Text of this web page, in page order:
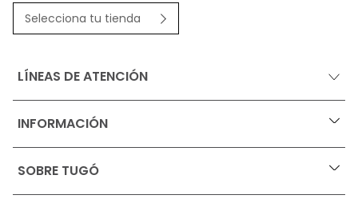
Selecciona tu tienda
LÍNEAS DE ATENCIÓN
INFORMACIÓN +
Ofertas vigentes
Términos, condiciones y restricciones para productos
SOBRE TUGÓ +